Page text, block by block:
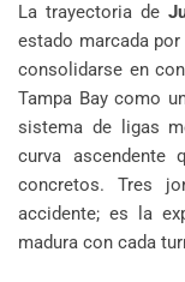
La trayectoria de
estado marcada
consolidarse en
Tampa Bay como
sistema de ligas
curva ascendente
concretos. Tres
accidente; es la
madura con cada